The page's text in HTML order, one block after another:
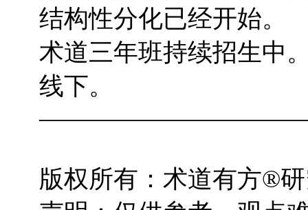
结构性分化已经开始。
术道三年班持续招生中
线下。
版权所有：术道有方®